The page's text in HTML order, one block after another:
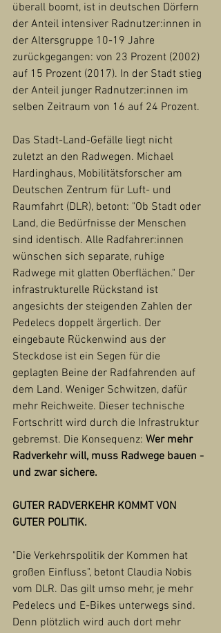
überall boomt, ist in deutschen Dörfern
der Anteil intensiver Radnutzer:innen in
der Altersgruppe 10-19 Jahre
zurückgegangen: von 23 Prozent (2002)
auf 15 Prozent (2017). In der Stadt stieg
der Anteil junger Radnutzer:innen im
selben Zeitraum von 16 auf 24 Prozent.
Das Stadt-Land-Gefälle liegt nicht
zuletzt an den Radwegen. Michael
Hardinghaus, Mobilitätsforscher am
Deutschen Zentrum für Luft- und
Raumfahrt (DLR), betont: "Ob Stadt oder
Land, die Bedürfnisse der Menschen
sind identisch. Alle Radfahrer:innen
wünschen sich separate, ruhige
Radwege mit glatten Oberflächen." Der
infrastrukturelle Rückstand ist
angesichts der steigenden Zahlen der
Pedelecs doppelt ärgerlich. Der
eingebaute Rückenwind aus der
Steckdose ist ein Segen für die
geplagten Beine der Radfahrenden auf
dem Land. Weniger Schwitzen, dafür
mehr Reichweite. Dieser technische
Fortschritt wird durch die Infrastruktur
gebremst. Die Konsequenz: Wer mehr
Radverkehr will, muss Radwege bauen -
und zwar sichere.
GUTER RADVERKEHR KOMMT VON
GUTER POLITIK.
"Die Verkehrspolitik der Kommen hat
großen Einfluss", betont Claudia Nobis
vom DLR. Das gilt umso mehr, je mehr
Pedelecs und E-Bikes unterwegs sind.
Denn plötzlich wird auch dort mehr